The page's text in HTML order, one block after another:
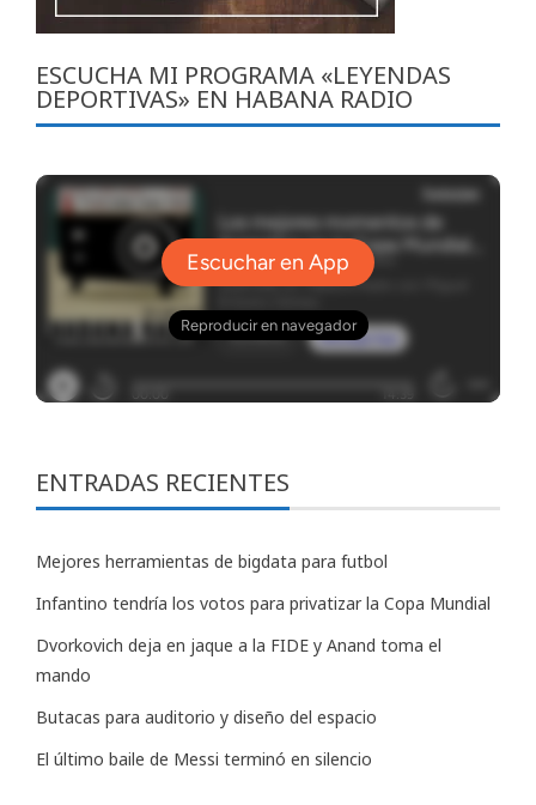
ESCUCHA MI PROGRAMA «LEYENDAS
DEPORTIVAS» EN HABANA RADIO
ENTRADAS RECIENTES
Mejores herramientas de bigdata para futbol
Infantino tendría los votos para privatizar la Copa Mundial
Dvorkovich deja en jaque a la FIDE y Anand toma el
mando
Butacas para auditorio y diseño del espacio
El último baile de Messi terminó en silencio